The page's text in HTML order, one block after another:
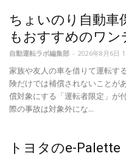
ちょいのり自動車
もおすすめのワン
自動運転ラボ編集部 - 2026年8月6日
家族や友人の車を借りて運転す
険だけでは補償されないことが
償対象にする「運転者限定」が
際の事故は対象外にな...
トヨタのe-